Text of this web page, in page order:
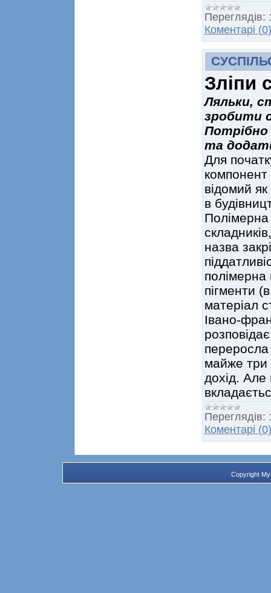
Переглядів:
Коментарі (0)
Зліпи
Ляльки,
зробити
Потрібно
та
Для
компонент
відомий
в
Полімерна
назва
полімерна
пігменти
матеріал
Івано-
переросла
майже три
дохід. Але
Переглядів:
Коментарі (0)
Copyright